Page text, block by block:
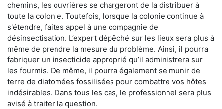
chemins, les ouvrières se chargeront de la distribuer à
toute la colonie. Toutefois, lorsque la colonie continue à
s'étendre, faites appel à une compagnie de
désinsectisation. L’expert dépêché sur les lieux sera plus à
même de prendre la mesure du problème. Ainsi, il pourra
fabriquer un insecticide approprié qu’il administrera sur
les fourmis. De même, il pourra également se munir de
terre de diatomées fossilisées pour combattre vos hôtes
indésirables. Dans tous les cas, le professionnel sera plus
avisé à traiter la question.